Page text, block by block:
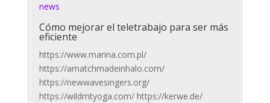
news
Cómo mejorar el teletrabajo para ser más
eficiente
https://www.marina.com.pl/
https://amatchmadeinhalo.com/
https://newwavesingers.org/
https://wildmtyoga.com/ https://kerwe.de/